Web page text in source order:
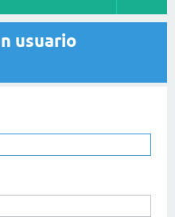
usuario